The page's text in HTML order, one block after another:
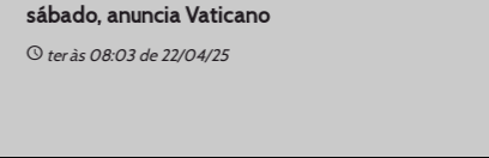
sábado, anuncia Vaticano
scheduleter às 08:03 de 22/04/25